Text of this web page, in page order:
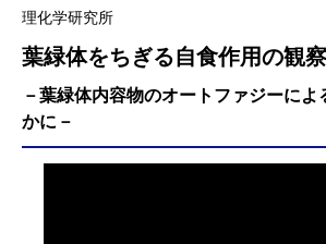
理化学研究所
葉緑体をちぎる自食作用の観
－葉緑体内容物のオートファジーによ
かに－